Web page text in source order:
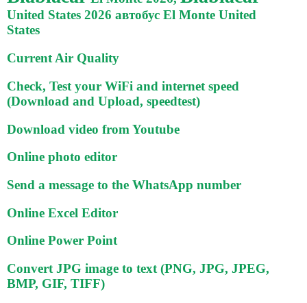
United States 2026 автобус El Monte United
States
Current Air Quality
Check, Test your WiFi and internet speed
(Download and Upload, speedtest)
Download video from Youtube
Online photo editor
Send a message to the WhatsApp number
Online Excel Editor
Online Power Point
Convert JPG image to text (PNG, JPG, JPEG,
BMP, GIF, TIFF)